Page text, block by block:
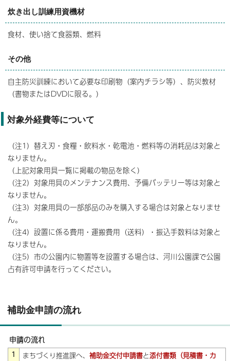
炊き出し訓練用資機材
食材、使い捨て食器類、燃料
その他
自主防災訓練において必要な印刷物（案内チラシ等）、防災教材
（書物またはDVDに限る。）
対象外経費等について
（注1）替え刃・食糧・飲料水・乾電池・燃料等の消耗品は対象と
なりません。
（上記対象用具一覧に掲載の物品を除く）
（注2）対象用具のメンテナンス費用、予備バッテリー等は対象と
なりません。
（注3）対象用具の一部部品のみを購入する場合は対象となりませ
ん。
（注4）設置に係る費用・運搬費用（送料）・振込手数料は対象と
なりません。
（注5）市の公園内に物置等を設置する場合は、河川公園課で公園
占有許可申請を行ってください。
補助金申請の流れ
申請の流れ
1 まちづくり推進課へ、 補助金交付申請書と添付書類（見積書・カ